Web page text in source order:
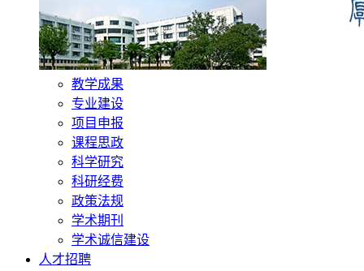
教学成果
专业建设
项目申报
课程思政
科学研究
科研经费
政策法规
学术期刊
学术诚信建设
人才招聘